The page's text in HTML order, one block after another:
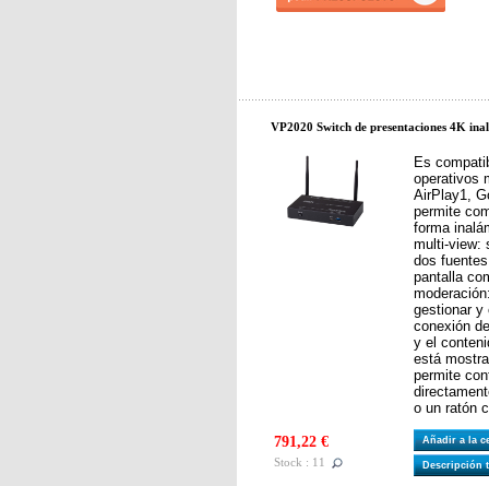
VP2020 Switch de presentaciones 4K
Es
operativos
AirPlay1,
permite
forma
multi-view:
dos
pantalla
gestionar y
conexión
y el
está
permite
o un ratón
791,22 €
Stock : 11
Añadir a la
Descripción